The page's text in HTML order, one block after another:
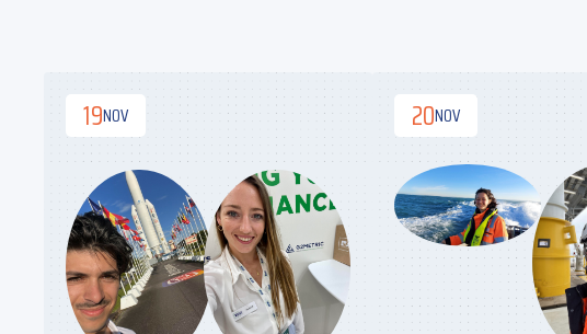
19NOV 20NOV